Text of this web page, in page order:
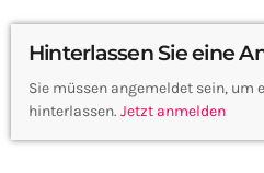
Hinterlassen Sie eine
Sie müssen angemeldet sein, um
hinterlassen. Jetzt anmelden